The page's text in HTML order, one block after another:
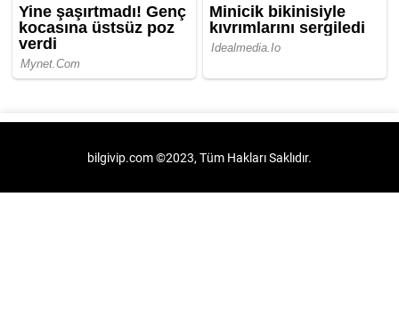
bilgivip.com ©2023, Tüm Hakları Saklıdır.